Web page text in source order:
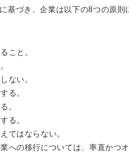
基づき、企業は以下の8つの原
こと。
ない。
る。
。
る。
てはならない。
への移行については、率直かつ